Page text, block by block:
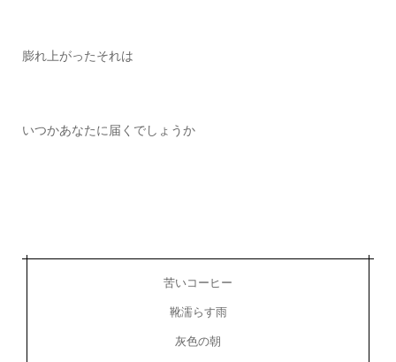
膨れ上がったそれは
いつかあなたに届くでしょうか
苦いコーヒー
靴濡らす雨
灰色の朝